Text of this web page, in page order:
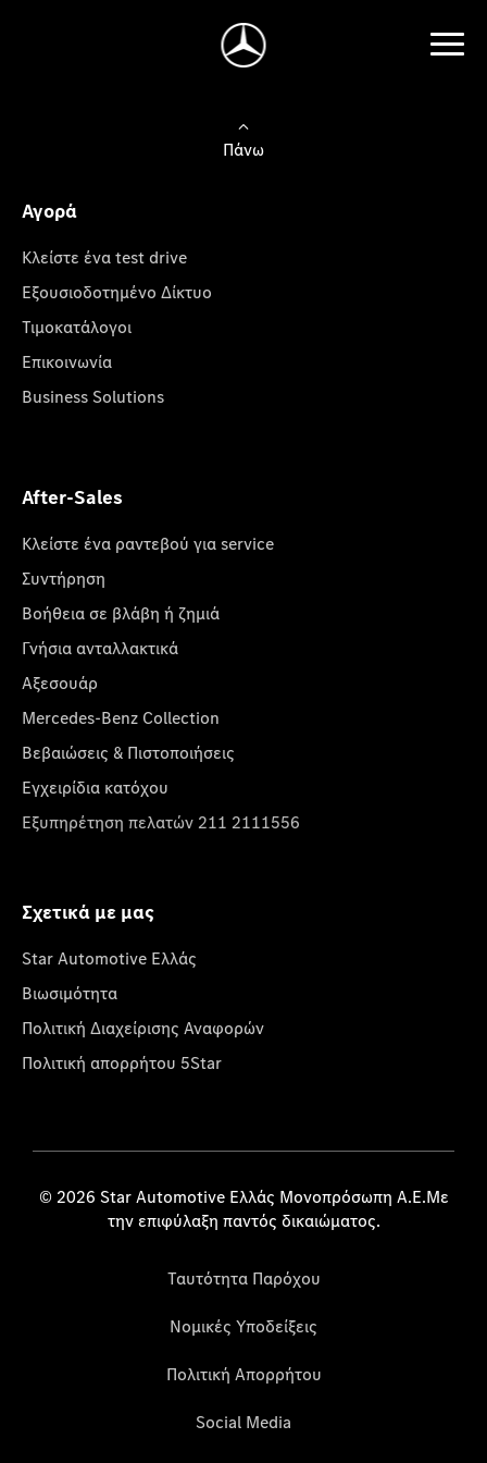
Πάνω
Αγορά
Κλείστε ένα test drive
Εξουσιοδοτημένο Δίκτυο
Τιμοκατάλογοι
Επικοινωνία
Business Solutions
After-Sales
Κλείστε ένα ραντεβού για service
Συντήρηση
Βοήθεια σε βλάβη ή ζημιά
Γνήσια ανταλλακτικά
Αξεσουάρ
Mercedes-Benz Collection
Βεβαιώσεις & Πιστοποιήσεις
Εγχειρίδια κατόχου
Εξυπηρέτηση πελατών 211 2111556
Σχετικά με μας
Star Automotive Ελλάς
Βιωσιμότητα
Πολιτική Διαχείρισης Αναφορών
Πολιτική απορρήτου 5Star
© 2026 Star Automotive Ελλάς Μονοπρόσωπη Α.Ε.Με
την επιφύλαξη παντός δικαιώματος.
Ταυτότητα Παρόχου
Νομικές Υποδείξεις
Πολιτική Απορρήτου
Social Media